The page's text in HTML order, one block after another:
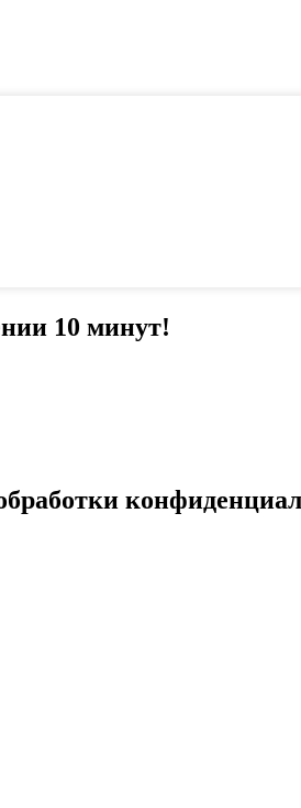
10 минут!